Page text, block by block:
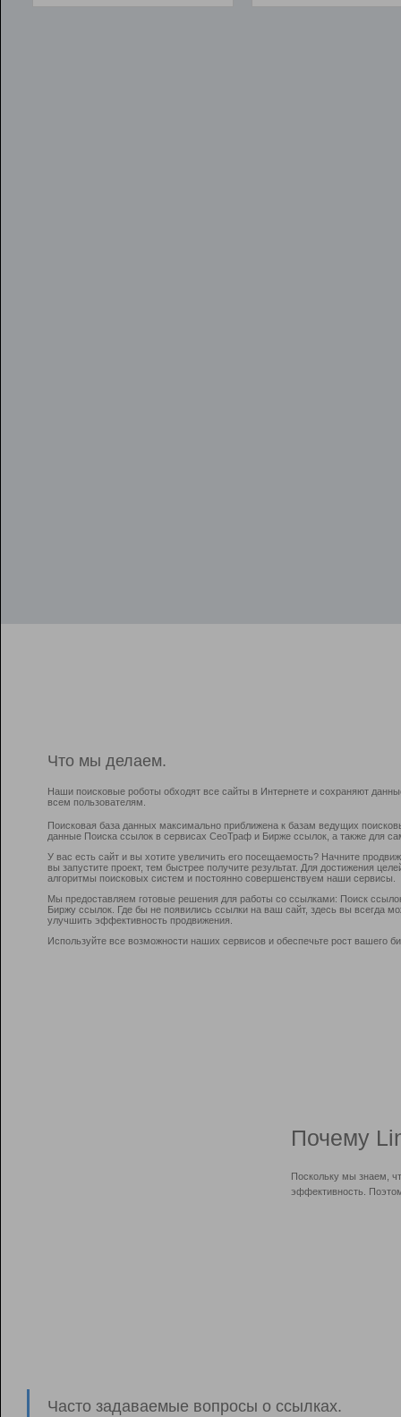
Что мы делаем.
Наши поисковые роботы обходят все сайты в Интернете и сохраняют
всем пользователям.
Поисковая база данных максимально приближена к базам ведущих
данные Поиска ссылок в сервисах СеоТраф и Бирже ссылок, а также для
У вас есть сайт и вы хотите увеличить его посещаемость? Начните
вы запустите проект, тем быстрее получите результат. Для достижения
алгоритмы поисковых систем и постоянно совершенствуем наши сервисы.
Мы предоставляем готовые решения для работы со ссылками: Поиск
Биржу ссылок. Где бы не появились ссылки на ваш сайт, здесь вы всегда
улучшить эффективность продвижения.
Используйте все возможности наших сервисов и обеспечьте рост вашего
Почему
Поскольку мы знаем,
эффективность.
Часто задаваемые вопросы о ссылках.